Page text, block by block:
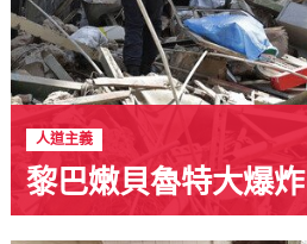
人道主義
黎巴嫩貝魯特大爆炸